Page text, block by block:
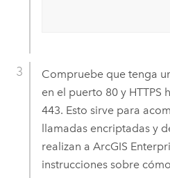
Compruebe que tenga
en el puerto 80 y
443. Esto sirve para
llamadas encriptadas y
realizan a ArcGIS
instrucciones sobre